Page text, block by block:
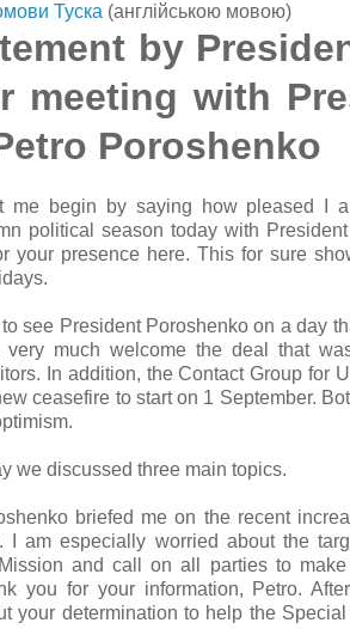
Туска (англійською мовою)
by
meeting with
Poroshenko
me begin by saying how pleased I
political season today with
your presence here. This for sure
to see President Poroshenko on a day
much welcome the deal that
In addition, the Contact Group for
ceasefire to start on 1 September.
we discussed three main topics.
briefed me on the recent
I am especially worried about the
and call on all parties to
you for your information, Petro.
your determination to help the